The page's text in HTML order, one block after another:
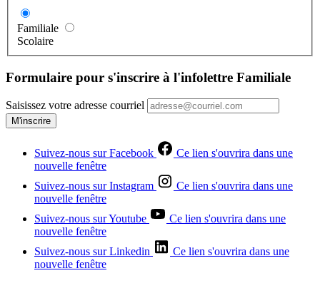
Familiale
Scolaire
Formulaire pour s'inscrire à l'infolettre Familiale
Saisissez votre adresse courriel
M'inscrire
Suivez-nous sur Facebook
Ce lien s'ouvrira dans une
nouvelle fenêtre
Suivez-nous sur Instagram
Ce lien s'ouvrira dans une
nouvelle fenêtre
Suivez-nous sur Youtube
Ce lien s'ouvrira dans une
nouvelle fenêtre
Suivez-nous sur Linkedin
Ce lien s'ouvrira dans une
nouvelle fenêtre